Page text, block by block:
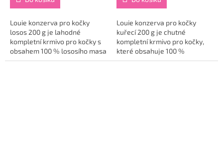
Louie konzerva pro kočky
losos 200 g je lahodné
kompletní krmivo pro kočky s
obsahem 100 % lososího masa
v pevné složce 🐟. Losos je
Louie konzerva pro kočky
kuřecí 200 g je chutné
kompletní krmivo pro kočky,
které obsahuje 100 %
kuřecího masa v pevné složce